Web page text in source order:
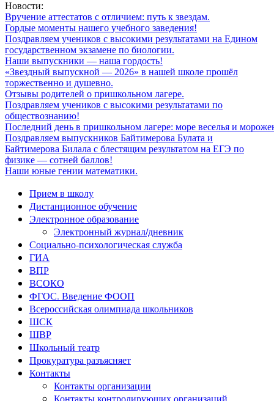
Новости:
Вручение аттестатов с отличием: путь к звездам.
Гордые моменты нашего учебного заведения!
Поздравляем учеников с высокими результатами на Едином
государственном экзамене по биологии.
Наши выпускники — наша гордость!
«Звездный выпускной — 2026» в нашей школе прошёл
торжественно и душевно.
Отзывы родителей о пришкольном лагере.
Поздравляем учеников с высокими результатами по
обществознанию!
Последний день в пришкольном лагере: море веселья и
Поздравляем выпускников Байтимерова Булата и
Байтимерова Билала с блестящим результатом на ЕГЭ по
физике — сотней баллов!
Наши юные гении математики.
Прием в школу
Дистанционное обучение
Электронное образование
Электронный журнал/дневник
Социально-психологическая служба
ГИА
ВПР
ВСОКО
ФГОС. Введение ФООП
Всероссийская олимпиада школьников
ШСК
ШВР
Школьный театр
Прокуратура разъясняет
Контакты
Контакты организации
Контакты контролирующих организаций